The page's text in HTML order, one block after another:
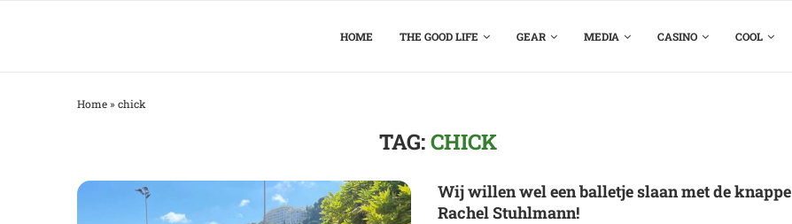
HOME THE GOOD LIFE GEAR MEDIA CASINO COOL
Home» chick
TAG:CHICK
Wij willen wel een balletje slaan met de knappe
Rachel Stuhlmann!